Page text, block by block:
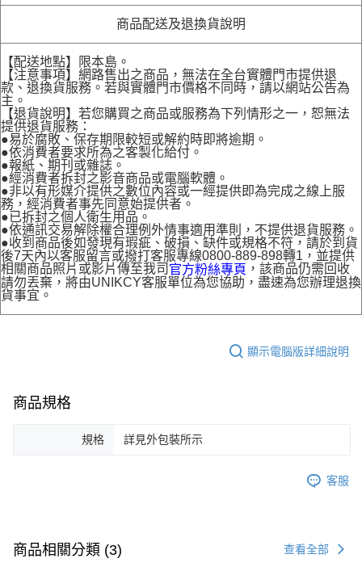
商品配送及退換貨說明
【配送地點】限本島。
【注意事項】網路售出之商品，無法在全台實體門市提供退
款、退換貨服務。若與實體門市價格不同時，請以網站公告為
主。
【退貨說明】若您購買之商品或服務為下列情形之一，恕無法
提供退貨服務：
●易於腐敗、保存期限較短或解約時即將逾期。
●依消費者要求所為之客製化給付。
●報紙、期刊或雜誌。
●經消費者拆封之影音商品或電腦軟體。
●非以有形媒介提供之數位內容或一經提供即為完成之線上服
務，經消費者事先同意始提供者。
●已拆封之個人衛生用品。
●依通訊交易解除權合理例外情事適用準則，不提供退貨服務。
●收到商品後如發現有瑕疵、破損、缺件或規格不符，請於到貨
後7天內以客服留言或撥打客服專線0800-889-898轉1，並提供
相關商品照片或影片傳至我司 官方粉絲專頁 ，該商品仍需回收
請勿丟棄，將由UNIKCY客服單位為您協助，盡速為您辦理退換
貨事宜。
顯示電腦版詳細說明
商品規格
規格 詳見外包裝所示
客服
商品相關分類 (3) 查看全部